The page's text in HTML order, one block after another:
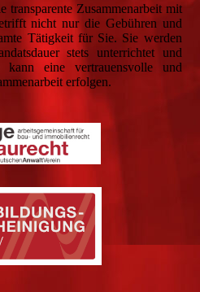
transparente Zusammenarbeit mit
nicht nur die Gebühren und
Tätigkeit für Sie. Sie werden
stets unterrichtet und
eine vertrauensvolle und
erfolgen.